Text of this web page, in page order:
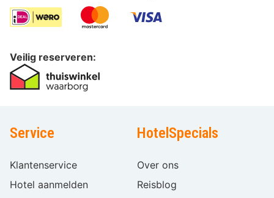
Veilig reserveren:
Service
Klantenservice
Hotel aanmelden
HotelSpecials
Over ons
Reisblog